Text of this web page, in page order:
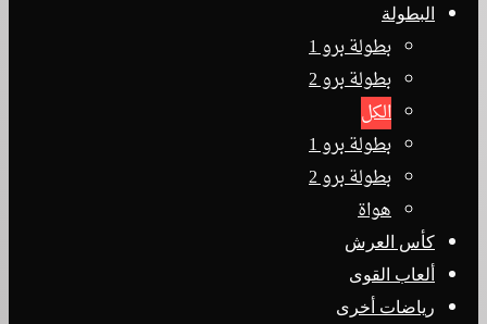
البطولة
بطولة برو 1
بطولة برو 2
الكل
بطولة برو 1
بطولة برو 2
هواة
كأس العرش
ألعاب القوى
رياضات أخرى